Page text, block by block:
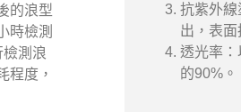
的浪型
時檢測
測浪
程度，
抗紫外
出，表面
透光率
的90%。